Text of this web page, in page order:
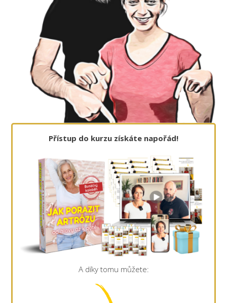
Přístup do kurzu získáte napořád!
A díky tomu můžete: